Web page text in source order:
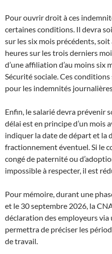
Pour ouvrir droit à ces
certaines conditions. Il devra
sur les six mois précédents,
heures sur les trois derniers
d’une affiliation d’au moins six
Sécurité sociale. Ces
pour les indemnités
Enfin, le salarié devra prévenir
délai est en principe d’un mois
indiquer la date de départ et la
fractionnement éventuel. Si le
congé de paternité ou
impossible à respecter, il est
Pour mémoire, durant une
et le 30 septembre 2026, la
déclaration des employeurs
permettra de préciser les
de travail.